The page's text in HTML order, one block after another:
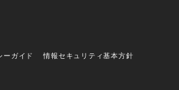
ーガイド
情報セキュリティ基本方針